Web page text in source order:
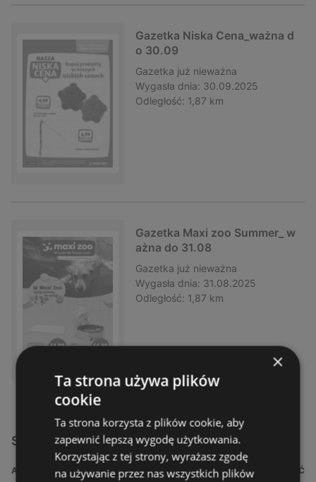
Gazetka Niska Cena_ważna d
o 30.09
Gazetka już nieważna
Wygasła dnia: 30.09.2025
Odległość: 1,87 km
Gazetka Maxi zoo Summer_ w
ażna do 31.08
Gazetka już nieważna
Wygasła dnia: 31.08.2025
Odległość: 1,87 km
Sklepy Maxi Zoo w Katowice
ADRES ODLEGŁOŚĆ
×
Ta strona używa plików
cookie
Ta strona korzysta z plików cookie, aby
zapewnić lepszą wygodę użytkowania.
Korzystając z tej strony, wyrażasz zgodę
na używanie przez nas wszystkich plików